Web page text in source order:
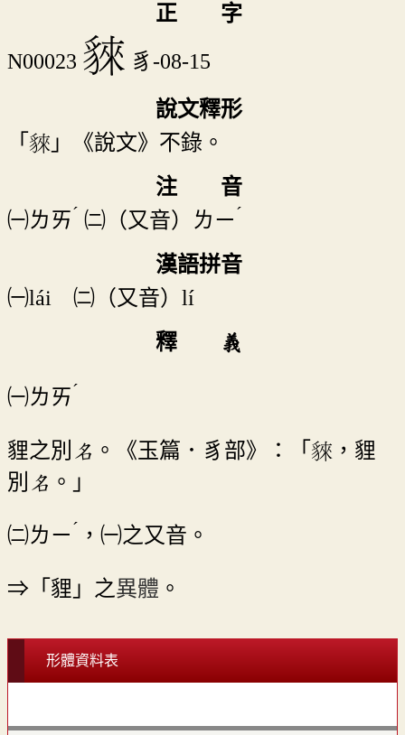
正 字
N00023 𧳟 豸-08-15
說文釋形
「𧳟」《說文》不錄。
注 音
㈠ㄌㄞˊ ㈡（又音） ㄌㄧˊ
漢語拼音
㈠lái ㈡（又音）lí
釋 義
㈠ㄌㄞˊ
貍之別名。《玉篇．豸部》：「𧳟，貍
別名。」
㈡ㄌㄧˊ ，㈠之又音。
⇒「貍」之異體 。
形體資料表